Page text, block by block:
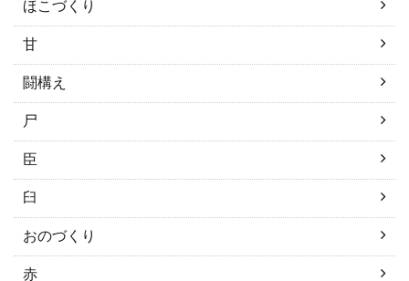
ほこづくり
甘
闘構え
尸
臣
臼
おのづくり
赤